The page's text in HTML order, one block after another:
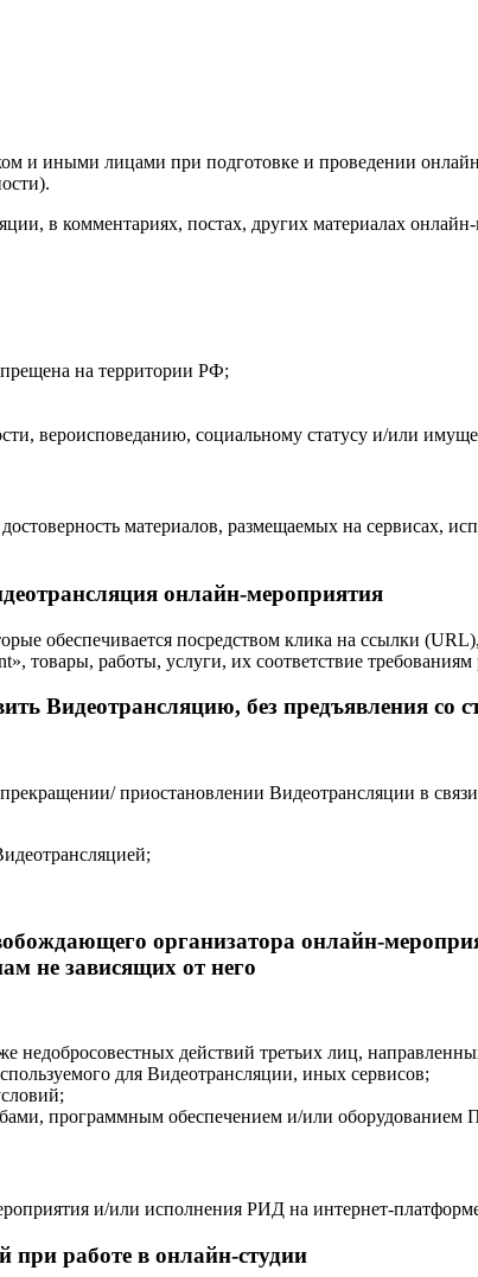
и иными лицами при подготовке и проведении
в комментариях, постах, других материалах
на территории РФ;
вероисповеданию, социальному статусу и/или
материалов, размещаемых на сервисах,
онлайн-мероприятия
обеспечивается посредством клика на ссылки
работы, услуги, их соответствие требованиям
Видеотрансляцию, без предъявления со
приостановлении Видеотрансляции в
организатора онлайн-
не зависящих от него
недобросовестных действий третьих лиц,
для Видеотрансляции, иных сервисов;
программным обеспечением и/или оборудованием
и/или исполнения РИД на интернет-
при работе в онлайн-студии